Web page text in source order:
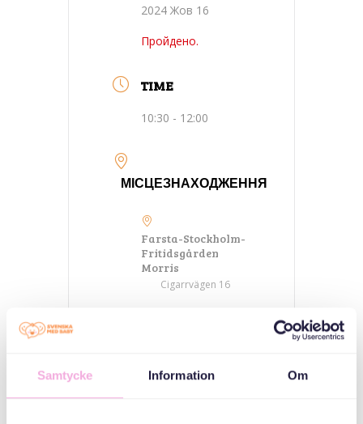
Samtycke Information Om
2024 Жов 16
Пройдено.
TIME
10:30 - 12:00
МІСЦЕЗНАХОДЖЕННЯ
Farsta-Stockholm-
Fritidsgården
Morris
Cigarrvägen 16
Зустріч трьох